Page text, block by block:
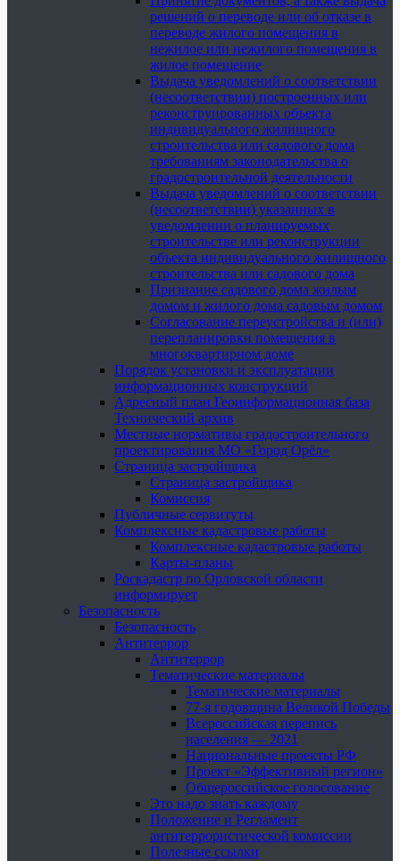
решений о переводе или об отказе в
переводе жилого помещения в
нежилое или нежилого помещения в
жилое помещение
Выдача уведомлений о соответствии
(несоответствии) построенных или
реконструированных объекта
индивидуального жилищного
строительства или садового дома
требованиям законодательства о
градостроительной деятельности
Выдача уведомлений о соответствии
(несоответствии) указанных в
уведомлении о планируемых
строительстве или реконструкции
объекта индивидуального жилищного
строительства или садового дома
Признание садового дома жилым
домом и жилого дома садовым домом
Согласование переустройства и (или)
перепланировки помещения в
многоквартирном доме
Порядок установки и эксплуатации
информационных конструкций
Адресный план Геоинформационная база
Технический архив
Местные нормативы градостроительного
проектирования МО «Город Орёл»
Страница застройщика
Страница застройщика
Комиссия
Публичные сервитуты
Комплексные кадастровые работы
Комплексные кадастровые работы
Карты-планы
Роскадастр по Орловской области
информирует
Безопасность
Безопасность
Антитеррор
Антитеррор
Тематические материалы
Тематические материалы
77-я годовщина Великой Победы
Всероссийская перепись
населения — 2021
Национальные проекты РФ
Проект «Эффективный регион»
Общероссийское голосование
Это надо знать каждому
Положение и Регламент
антитеррористической комиссии
Полезные ссылки